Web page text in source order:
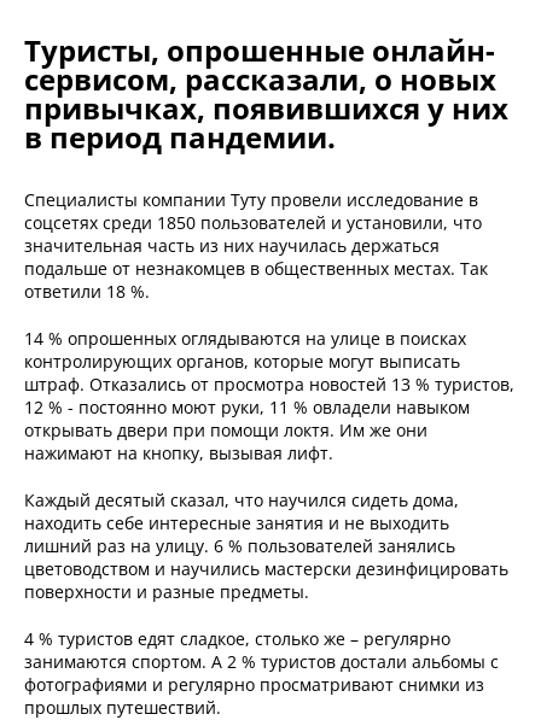
Туристы, опрошенные онлайн-
сервисом, рассказали, о новых
привычках, появившихся у них
в период пандемии.
Специалисты компании Туту провели исследование в
соцсетях среди 1850 пользователей и установили, что
значительная часть из них научилась держаться
подальше от незнакомцев в общественных местах. Так
ответили 18 %.
14 % опрошенных оглядываются на улице в поисках
контролирующих органов, которые могут выписать
штраф. Отказались от просмотра новостей 13 % туристов,
12 % - постоянно моют руки, 11 % овладели навыком
открывать двери при помощи локтя. Им же они
нажимают на кнопку, вызывая лифт.
Каждый десятый сказал, что научился сидеть дома,
находить себе интересные занятия и не выходить
лишний раз на улицу. 6 % пользователей занялись
цветоводством и научились мастерски дезинфицировать
поверхности и разные предметы.
4 % туристов едят сладкое, столько же – регулярно
занимаются спортом. А 2 % туристов достали альбомы с
фотографиями и регулярно просматривают снимки из
прошлых путешествий.